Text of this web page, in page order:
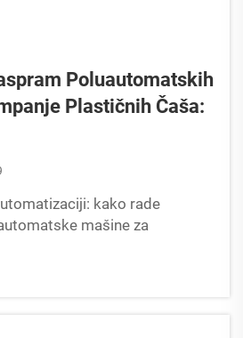
Poluautomatskih
Plastičnih Čaša:
kako rade
mašine za
čaša Definisanje polu-
automatskih mašina za
čaša Poluautomatske mašine